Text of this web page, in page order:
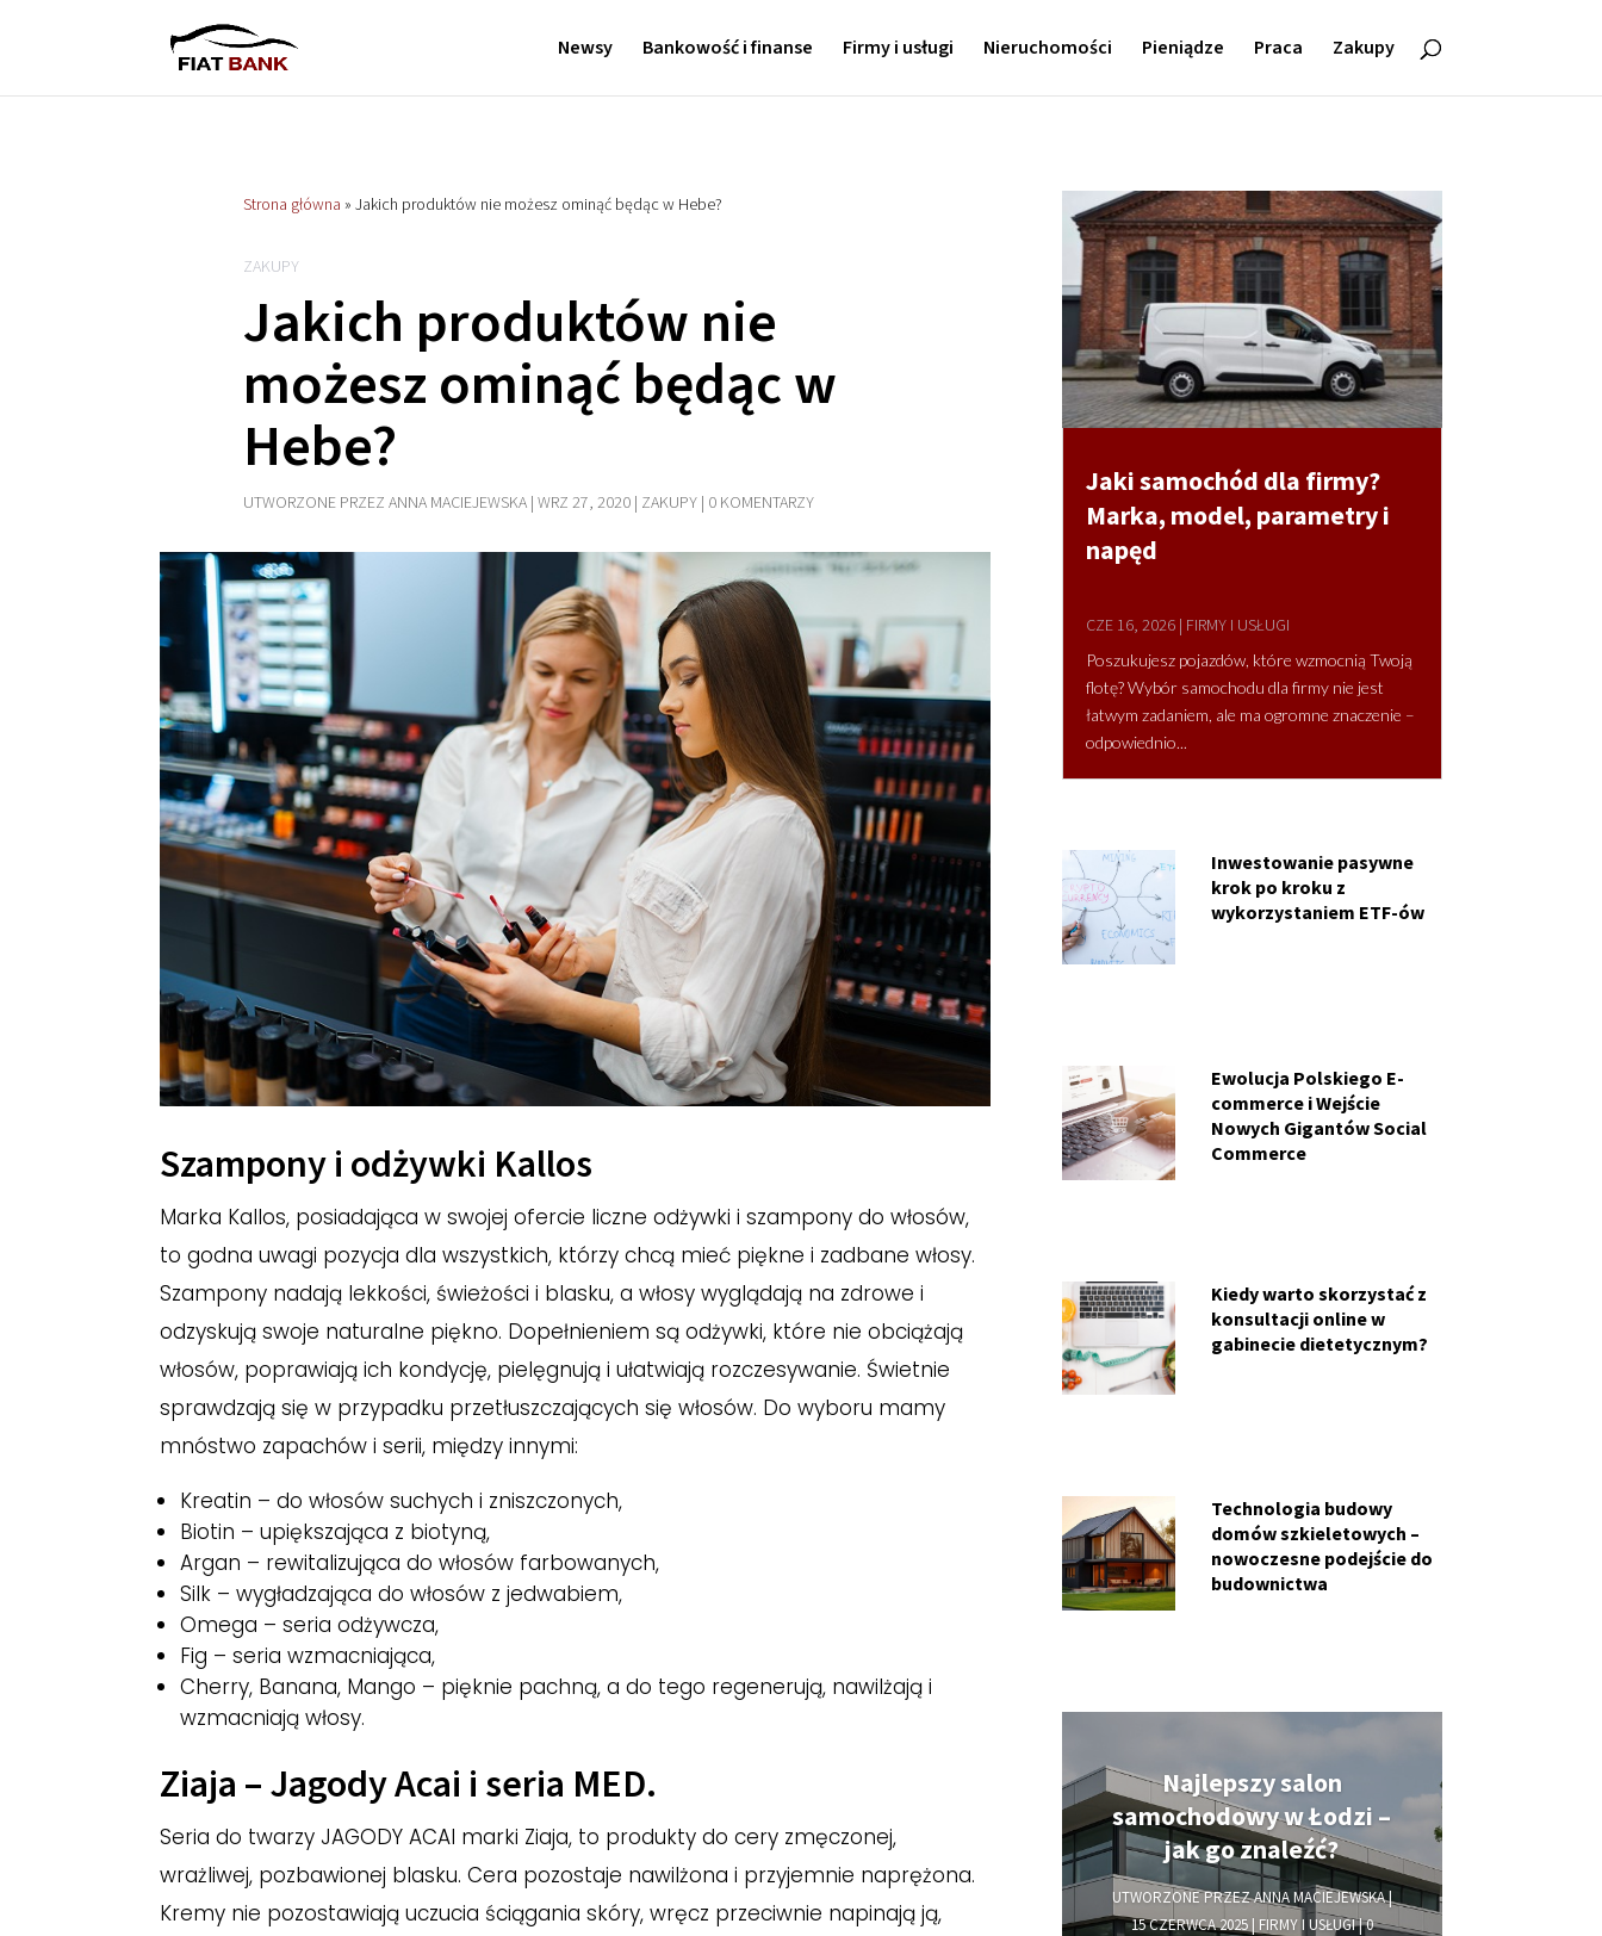
Newsy Bankowość i finanse Firmy i usługi Nieruchomości Pieniądze Praca Zakupy
Strona główna »Jakich produktów nie możesz ominąć będąc w Hebe?
ZAKUPY
Jakich produktów nie
możesz ominąć będąc w
Hebe?
UTWORZONE PRZEZANNA MACIEJEWSKA |WRZ 27, 2020 | ZAKUPY | 0 KOMENTARZY
Szampony i odżywki Kallos
Marka Kallos, posiadająca w swojej ofercie liczne odżywki i szampony do włosów,
to godna uwagi pozycja dla wszystkich, którzy chcą mieć piękne i zadbane włosy.
Szampony nadają lekkości, świeżości i blasku, a włosy wyglądają na zdrowe i
odzyskują swoje naturalne piękno. Dopełnieniem są odżywki, które nie obciążają
włosów, poprawiają ich kondycję, pielęgnują i ułatwiają rozczesywanie. Świetnie
sprawdzają się w przypadku przetłuszczających się włosów. Do wyboru mamy
mnóstwo zapachów i serii, między innymi:
Kreatin – do włosów suchych i zniszczonych,
Biotin – upiększająca z biotyną,
Argan – rewitalizująca do włosów farbowanych,
Silk – wygładzająca do włosów z jedwabiem,
Omega – seria odżywcza,
Fig – seria wzmacniająca,
Cherry, Banana, Mango – pięknie pachną, a do tego regenerują, nawilżają i
wzmacniają włosy.
Ziaja – Jagody Acai i seria MED.
Seria do twarzy JAGODY ACAI marki Ziaja, to produkty do cery zmęczonej,
wrażliwej, pozbawionej blasku. Cera pozostaje nawilżona i przyjemnie naprężona.
Kremy nie pozostawiają uczucia ściągania skóry, wręcz przeciwnie napinają ją,
Jaki samochód dla firmy?
Marka, model, parametry i
napęd
CZE 16, 2026| FIRMY I USŁUGI
Poszukujesz pojazdów, które wzmocnią Twoją
flotę? Wybór samochodu dla firmy nie jest
łatwym zadaniem, ale ma ogromne znaczenie –
odpowiednio...
Inwestowanie pasywne
krok po kroku z
wykorzystaniem ETF-ów
Ewolucja Polskiego E-
commerce i Wejście
Nowych Gigantów Social
Commerce
Kiedy warto skorzystać z
konsultacji online w
gabinecie dietetycznym?
Technologia budowy
domów szkieletowych –
nowoczesne podejście do
budownictwa
Najlepszy salon
samochodowy w Łodzi –
jak go znaleźć?
UTWORZONE PRZEZANNA MACIEJEWSKA|
15 CZERWCA 2025| FIRMY I USŁUGI| 0